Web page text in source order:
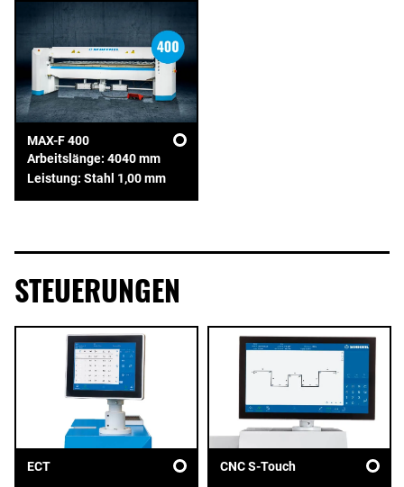
MAX-F 400
Arbeitslänge: 4040 mm
Leistung: Stahl 1,00 mm
STEUERUNGEN
ECT CNC S-Touch